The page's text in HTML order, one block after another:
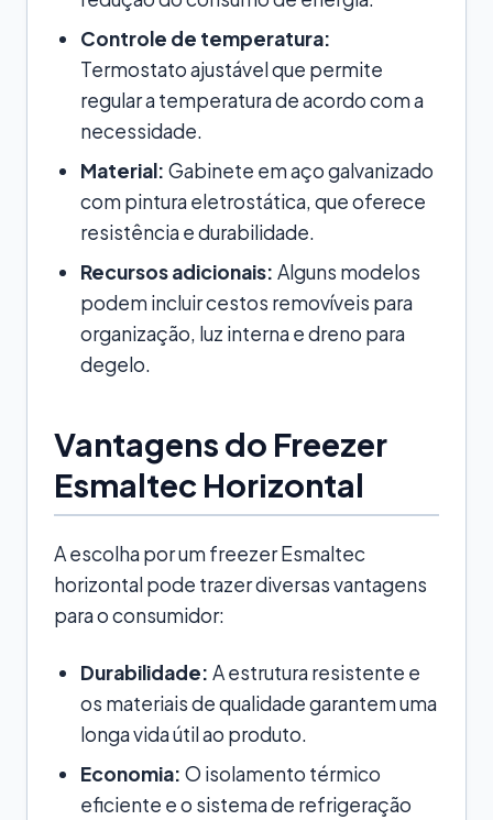
Controle de temperatura:
Termostato ajustável que permite
regular a temperatura de acordo com a
necessidade.
Material: Gabinete em aço galvanizado
com pintura eletrostática, que oferece
resistência e durabilidade.
Recursos adicionais: Alguns modelos
podem incluir cestos removíveis para
organização, luz interna e dreno para
degelo.
Vantagens do Freezer
Esmaltec Horizontal
A escolha por um freezer Esmaltec
horizontal pode trazer diversas vantagens
para o consumidor:
Durabilidade: A estrutura resistente e
os materiais de qualidade garantem uma
longa vida útil ao produto.
Economia: O isolamento térmico
eficiente e o sistema de refrigeração